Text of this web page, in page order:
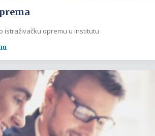
istraživačku opremu u institutu